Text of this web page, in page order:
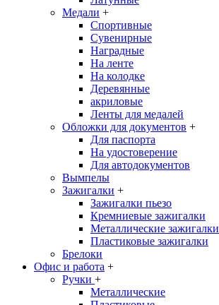
Медали +
Спортивные
Сувенирные
Наградные
На ленте
На колодке
Деревянные
акриловые
Ленты для медалей
Обложки для документов +
Для паспорта
На удостоверение
Для автодокументов
Вымпелы
Зажигалки +
Зажигалки пьезо
Кремниевые зажигалки
Металлические зажигалки
Пластиковые зажигалки
Брелоки
Офис и работа +
Ручки +
Металлические